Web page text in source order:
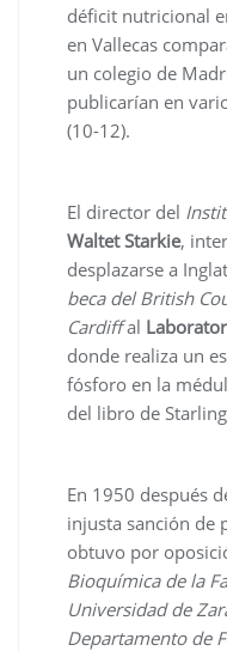
déficit nutricional
en Vallecas
un colegio de
publicarían en
(10-12).
El director del
Waltet Starkie,
desplazarse a
beca del British
Cardiffal
donde realiza un
fósforo en la
del libro de
En 1950 después
injusta sanción de
obtuvo por
Bioquímica de la
Universidad de
Departamento de